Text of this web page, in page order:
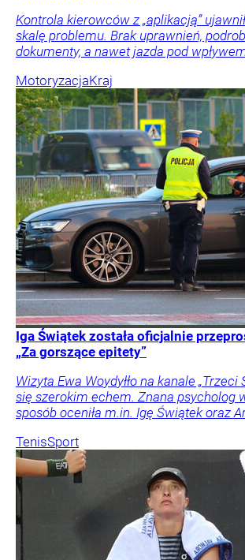
Kontrola kierowców z „aplikacją”
skalę problemu. Brak uprawnień,
dokumenty, a nawet jazda pod
MotoryzacjaKraj
Iga Świątek została oficjalnie
„Za gorszące epitety”
Wizyta Ewa Woydyłło na kanale „Trzeci
się szerokim echem. Znana psycholog
sposób oceniła m.in. Igę Świątek oraz
TenisSport